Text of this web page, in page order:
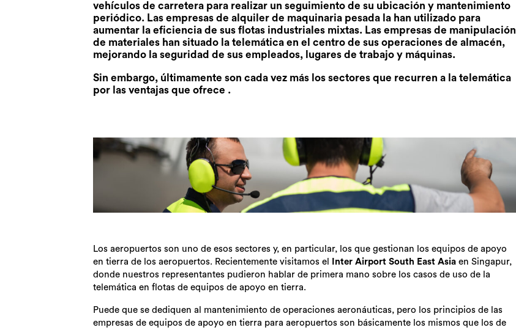
vehículos de carretera para realizar un seguimiento de su ubicación y mantenimiento
periódico. Las empresas de alquiler de maquinaria pesada la han utilizado para
aumentar la eficiencia de sus flotas industriales mixtas. Las empresas de manipulación
de materiales han situado la telemática en el centro de sus operaciones de almacén,
mejorando la seguridad de sus empleados, lugares de trabajo y máquinas.
Sin embargo, últimamente son cada vez más los sectores que recurren a la telemática
por las ventajas que ofrece .
Los aeropuertos son uno de esos sectores y, en particular, los que gestionan los equipos de apoyo
en tierra de los aeropuertos. Recientemente visitamos el
Inter Airport South East Asia en Singapur,
donde nuestros representantes pudieron hablar de primera mano sobre los casos de uso de la
telemática en flotas de equipos de apoyo en tierra.
Puede que se dediquen al mantenimiento de operaciones aeronáuticas, pero los principios de las
empresas de equipos de apoyo en tierra para aeropuertos son básicamente los mismos que los de